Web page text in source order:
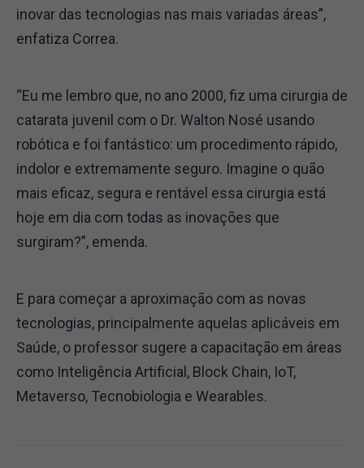
inovar das tecnologias nas mais variadas áreas”,
enfatiza Correa.
“Eu me lembro que, no ano 2000, fiz uma cirurgia de
catarata juvenil com o Dr. Walton Nosé usando
robótica e foi fantástico: um procedimento rápido,
indolor e extremamente seguro. Imagine o quão
mais eficaz, segura e rentável essa cirurgia está
hoje em dia com todas as inovações que
surgiram?”, emenda.
E para começar a aproximação com as novas
tecnologias, principalmente aquelas aplicáveis em
Saúde, o professor sugere a capacitação em áreas
como Inteligência Artificial, Block Chain, IoT,
Metaverso, Tecnobiologia e Wearables.